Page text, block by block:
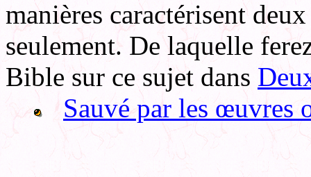
manières caractérisent
seulement. De laquelle
Bible sur ce sujet dans
Sauvé par les œuvres